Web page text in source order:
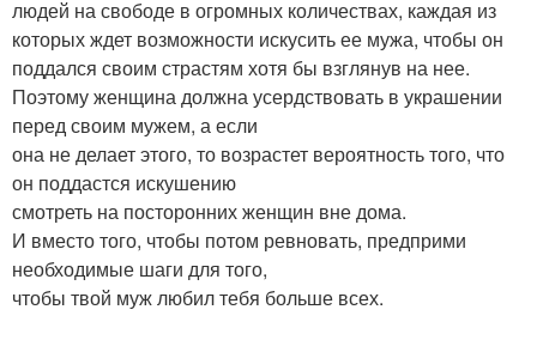
людей на свободе в огромных количествах, каждая из
которых ждет возможности искусить ее мужа, чтобы он
поддался своим страстям хотя бы взглянув на нее.
Поэтому женщина должна усердствовать в украшении
перед своим мужем, а если
она не делает этого, то возрастет вероятность того, что
он поддастся искушению
смотреть на посторонних женщин вне дома.
И вместо того, чтобы потом ревновать, предприми
необходимые шаги для того,
чтобы твой муж любил тебя больше всех.